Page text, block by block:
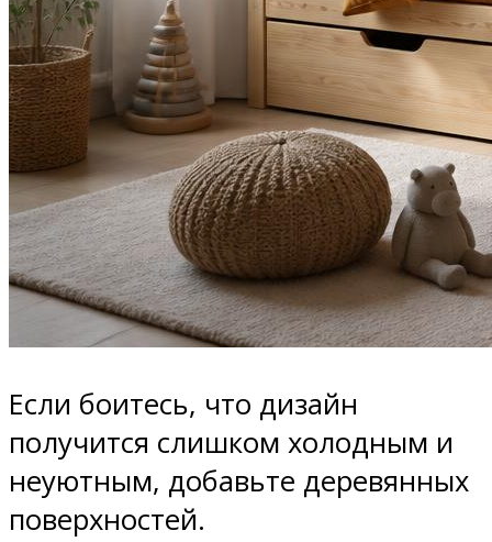
Если боитесь, что дизайн
получится слишком холодным и
неуютным, добавьте деревянных
поверхностей.